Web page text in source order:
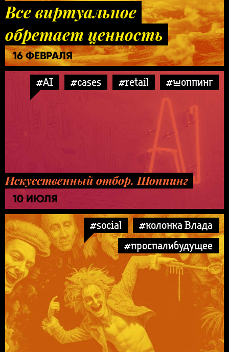
Все виртуальное
обретает ценность
16 ФЕВРАЛЯ
#AI #cases #retail #шоппинг
Искусственный отбор. Шоппинг
10 ИЮЛЯ
#social
#колонка Влада
#проспалибудущее